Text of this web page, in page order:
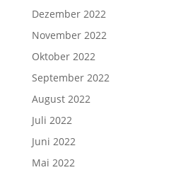
Dezember 2022
November 2022
Oktober 2022
September 2022
August 2022
Juli 2022
Juni 2022
Mai 2022